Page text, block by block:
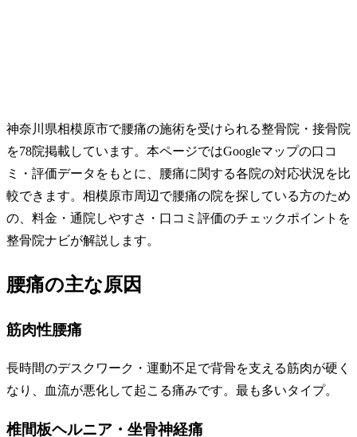
神奈川県相模原市で腰痛の施術を受けられる整骨院・接骨院
を78院掲載しています。本ページではGoogleマップの口コ
ミ・評価データをもとに、腰痛に関する各院の対応状況を比
較できます。相模原市周辺で腰痛の院を探している方のため
の、料金・通院しやすさ・口コミ評価のチェックポイントを
整骨院ナビが解説します。
腰痛の主な原因
筋肉性腰痛
長時間のデスクワーク・運動不足で背骨を支える筋肉が硬く
なり、血流が悪化して起こる痛みです。最も多いタイプ。
椎間板ヘルニア・坐骨神経痛